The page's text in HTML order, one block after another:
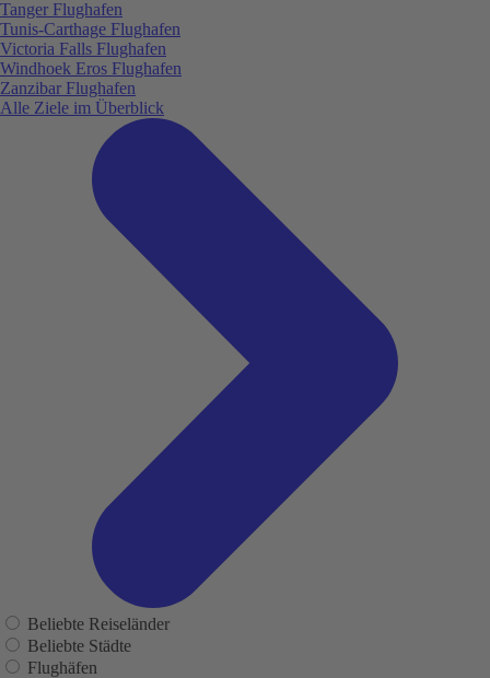
Tanger Flughafen
Tunis-Carthage Flughafen
Victoria Falls Flughafen
Windhoek Eros Flughafen
Zanzibar Flughafen
Alle Ziele im Überblick
Beliebte Reiseländer
Beliebte Städte
Flughäfen